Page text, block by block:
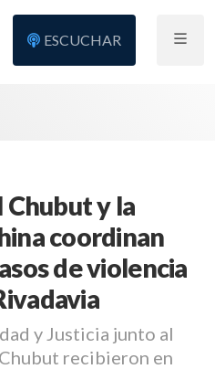
ESCUCHAR
Chubut y la
coordinan
de violencia
y Justicia junto al
recibieron en